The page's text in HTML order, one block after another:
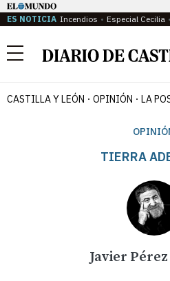
ES NOTICIA Incendios Especial Cecilia
Menú
CASTILLA Y LEÓN OPINIÓN LA
TIERRA
Javier